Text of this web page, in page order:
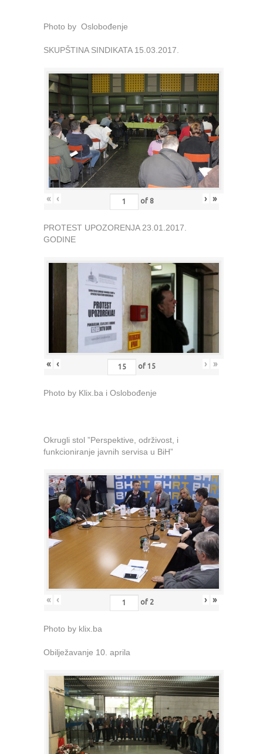
Photo by Oslobođenje
SKUPŠTINA SINDIKATA 15.03.2017.
« ‹ of 8 › »
PROTEST UPOZORENJA 23.01.2017.
GODINE
« ‹ of 15 › »
Photo by Klix.ba i Oslobođenje
Okrugli stol ”Perspektive, održivost, i
funkcioniranje javnih servisa u BiH”
« ‹ of 2 › »
Photo by klix.ba
Obilježavanje 10. aprila